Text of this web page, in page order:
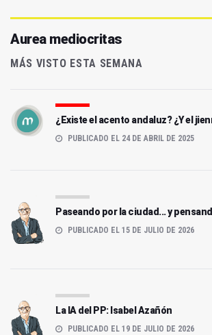
Aurea mediocritas
MÁS VISTO ESTA SEMANA
¿Existe el acento andaluz? ¿Y el
PUBLICADO EL 24 DE ABRIL DE 2025
Paseando por la ciudad... y
PUBLICADO EL 15 DE JULIO DE 2026
La IA del PP: Isabel Azañón
PUBLICADO EL 19 DE JULIO DE 2026